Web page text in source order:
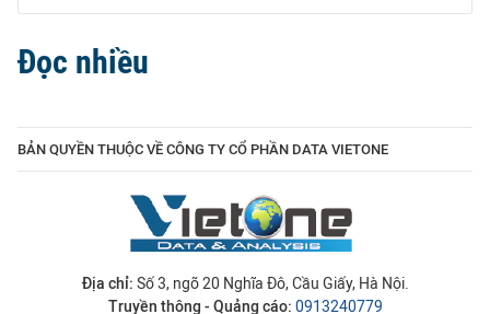
Đọc nhiều
BẢN QUYỀN THUỘC VỀ CÔNG TY CỔ PHẦN DATA VIETONE
Địa chỉ: Số 3, ngõ 20 Nghĩa Đô, Cầu Giấy, Hà Nội.
Truyền thông - Quảng cáo: 0913240779